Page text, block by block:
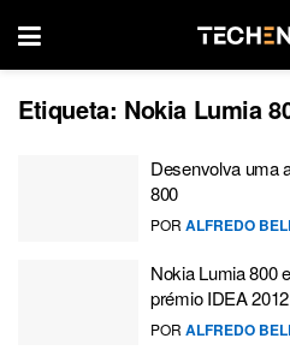
Etiqueta: Nokia Lumia
Desenvolva uma
800
POR ALFREDO
Nokia Lumia 800
prémio IDEA 2012
POR ALFREDO